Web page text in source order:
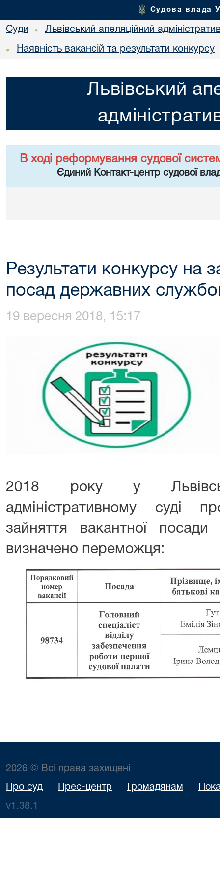
Судова влада
Суди • Львівський апеляційний
• Наявність вакансій та результати конкурсу
Львівський
В ході реформування судової
Єдиний Контакт-центр судової
Результати конкурсу на
посад державних
19 вересня 2018, 15:17
2018 року у
адміністративному суді
зайняття вакантної
визначено переможця:
2026 © Всі права захищені
Про суд Прес-центр Громадянам
v1.38.1